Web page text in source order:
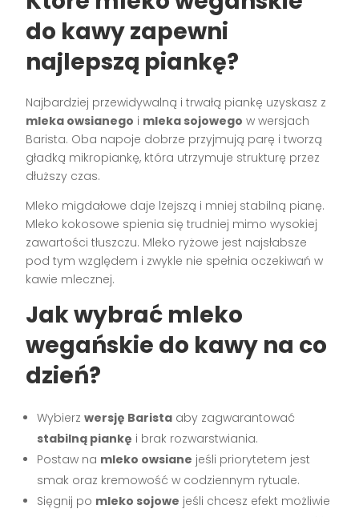
do kawy zapewni
najlepszą piankę?
Najbardziej przewidywalną i trwałą piankę uzyskasz z
mleka owsianego i mleka sojowego w wersjach
Barista. Oba napoje dobrze przyjmują parę i tworzą
gładką mikropiankę, która utrzymuje strukturę przez
dłuższy czas.
Mleko migdałowe daje lżejszą i mniej stabilną pianę.
Mleko kokosowe spienia się trudniej mimo wysokiej
zawartości tłuszczu. Mleko ryżowe jest najsłabsze
pod tym względem i zwykle nie spełnia oczekiwań w
kawie mlecznej.
Jak wybrać mleko
wegańskie do kawy na co
dzień?
Wybierzwersję Barista aby zagwarantować
stabilną piankę i brak rozwarstwiania.
Postaw na mleko owsiane jeśli priorytetem jest
smak oraz kremowość w codziennym rytuale.
Sięgnij po mleko sojowe jeśli chcesz efekt możliwie